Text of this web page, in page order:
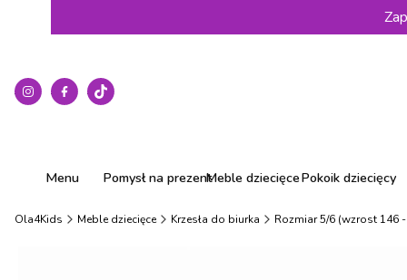
Menu Pomysł na prezentMeble dziecięcePokoik dziecięcy
Ola4Kids Meble dziecięce Krzesła do biurka Rozmiar 5/6 (wzrost 146